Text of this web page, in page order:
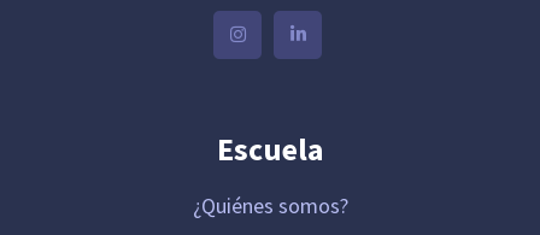
Escuela
¿Quiénes somos?